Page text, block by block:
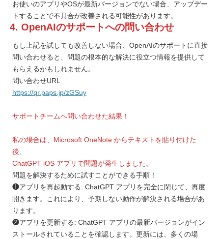
お使いのアプリやOSが最新バージョンでない場合、アップデー
トすることで不具合が改善される可能性があります。
4. OpenAIのサポートへの問い合わせ
もし上記を試しても改善しない場合、OpenAIのサポートに直接
問い合わせると、問題の根本的な解決に役立つ情報を提供して
もらえるかもしれません。
問い合わせURL
https://qr.paps.jp/zGSuy
サポートチームへ問い合わせた結果！
私の場合は、Microsoft OneNote からテキストを貼り付けた
後、
ChatGPT iOS アプリで問題が発生しました。
問題を解決するために試すことができる手順！
❶アプリを再起動する: ChatGPT アプリを完全に閉じて、再度
開きます。これにより、予期しない動作が解決される場合があ
ります。
❷アプリを更新する: ChatGPT アプリの最新バージョンがイン
ストールされていることを確認します。更新には、多くの場